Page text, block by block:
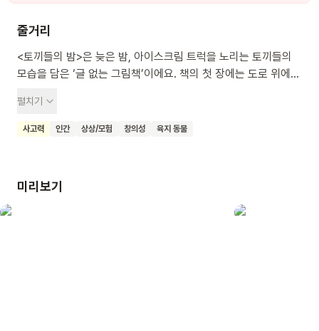
줄거리
<토끼들의 밤>은 늦은 밤, 아이스크림 트럭을 노리는 토끼들의
모습을 담은 ‘글 없는 그림책’이에요. 책의 첫 장에는 도로 위에
보여요. 트럭이 토끼를 치고 간 것이 분명해 보이지만,
아이스크림 장수는 토끼를 살펴보지도 않고 그저 갈 길을 가네요.
그림책’의 매력을 알아가 보아요.
펼치기
사고력 인간 상상/모험 창의성 육지 동물
미리보기